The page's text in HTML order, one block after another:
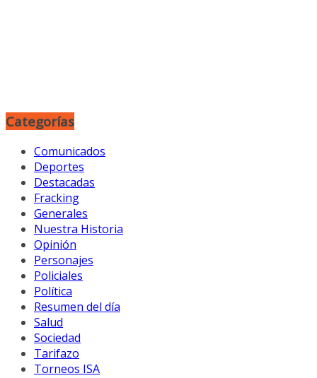
Categorías
Comunicados
Deportes
Destacadas
Fracking
Generales
Nuestra Historia
Opinión
Personajes
Policiales
Política
Resumen del día
Salud
Sociedad
Tarifazo
Torneos ISA